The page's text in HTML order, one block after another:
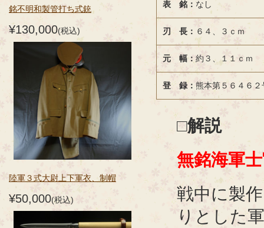
銘不明和製管打ち式銃
¥130,000(税込)
陸軍３式大尉上下軍衣、制帽
¥50,000(税込)
表 銘： なし
刃 長： ６４、３ｃｍ
元 幅： 約３、１１ｃｍ
登 録： 熊本第５６４６２
□解説
無銘海軍
戦中に製
りとした